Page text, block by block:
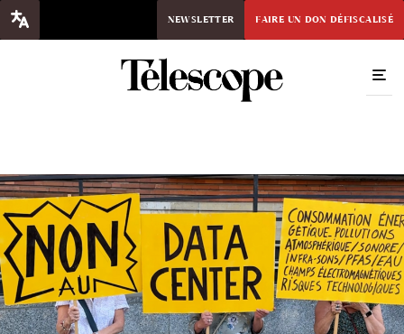
NEWSLETTER FAIRE UN DON DÉFISCALISÉ